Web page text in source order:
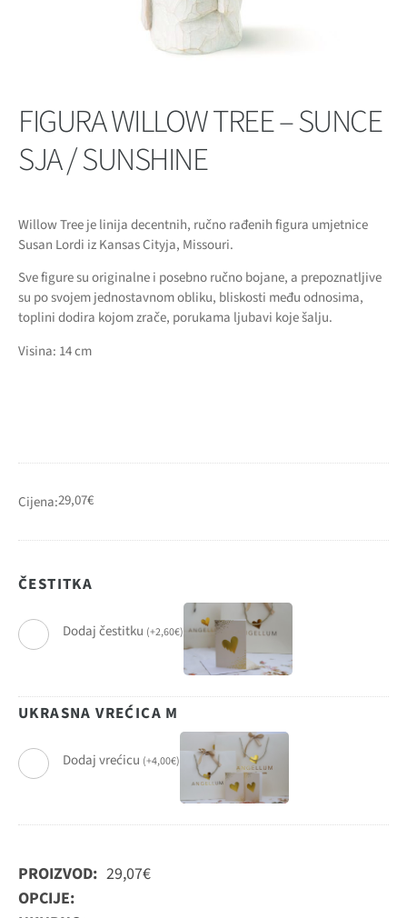
FIGURA WILLOW TREE – SUNCE
SJA / SUNSHINE
Willow Tree je linija decentnih, ručno rađenih figura umjetnice
Susan Lordi iz Kansas Cityja, Missouri.
Sve figure su originalne i posebno ručno bojane, a prepoznatljive
su po svojem jednostavnom obliku, bliskosti među odnosima,
toplini dodira kojom zrače, porukama ljubavi koje šalju.
Visina: 14 cm
Cijena:29,07€
ČESTITKA
Dodaj čestitku (+2,60€)
UKRASNA VREĆICA M
Dodaj vrećicu (+4,00€)
PROIZVOD: 29,07€
OPCIJE: